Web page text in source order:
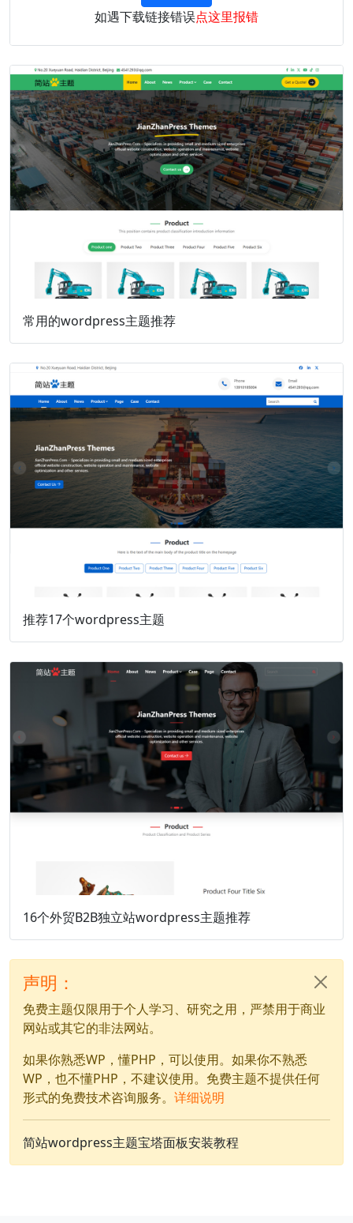
如遇下载链接错误点这里报错
常用的wordpress主题推荐
推荐17个wordpress主题
16个外贸B2B独立站wordpress主题推荐
声明：
免费主题仅限用于个人学习、研究之用，严禁用于商业
网站或其它的非法网站。
如果你熟悉WP，懂PHP，可以使用。如果你不熟悉
WP，也不懂PHP，不建议使用。免费主题不提供任何
形式的免费技术咨询服务。 详细说明
简站wordpress主题宝塔面板安装教程